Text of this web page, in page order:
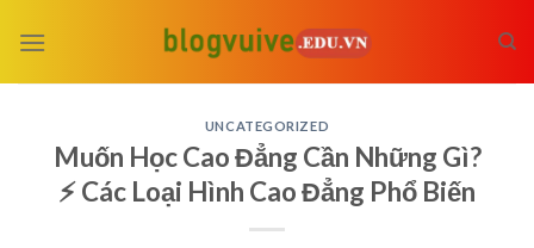
UNCATEGORIZED
Muốn Học Cao Đẳng Cần Những Gì?
⚡ Các Loại Hình Cao Đẳng Phổ Biến